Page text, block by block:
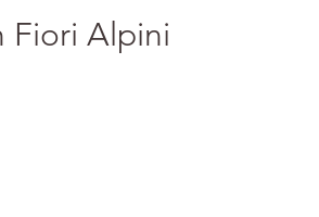
Fiori Alpini